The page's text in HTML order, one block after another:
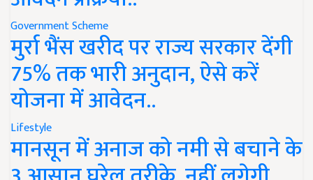
Government Scheme
मुर्रा भैंस खरीद पर राज्य सरकार देंगी
75% तक भारी अनुदान, ऐसे करें
योजना में आवेदन..
Lifestyle
मानसून में अनाज को नमी से बचाने के